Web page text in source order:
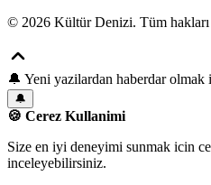
© 2026 Kültür Denizi. Tüm hakları
🔔 Yeni yazilardan haberdar
🔔
🍪 Cerez Kullanimi
Size en iyi deneyimi sunmak icin
inceleyebilirsiniz.